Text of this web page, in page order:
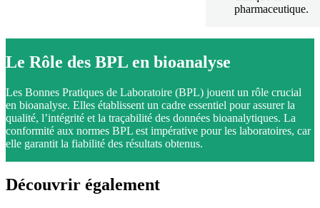
pharmaceutique.
Le Rôle des BPL en bioanalyse
Les Bonnes Pratiques de Laboratoire (BPL) jouent un rôle crucial
en bioanalyse. Elles établissent un cadre essentiel pour assurer la
qualité, l’intégrité et la traçabilité des données bioanalytiques. La
conformité aux normes BPL est impérative pour les laboratoires, car
elle garantit la fiabilité des résultats obtenus.
Découvrir également